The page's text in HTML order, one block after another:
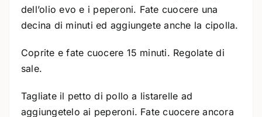
dell’olio evo e i peperoni. Fate cuocere una
decina di minuti ed aggiungete anche la cipolla.
Coprite e fate cuocere 15 minuti. Regolate di
sale.
Tagliate il petto di pollo a listarelle ad
aggiungetelo ai peperoni. Fate cuocere ancora